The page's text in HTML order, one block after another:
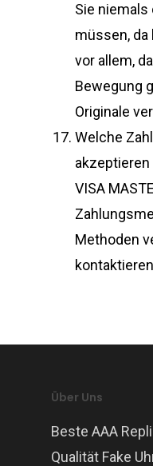
Sie
müssen, da
vor allem,
Bewegung
Originale
Welche
akzeptieren
VISA
Methoden
Über Uns
Beste AAA
Qualität Fake